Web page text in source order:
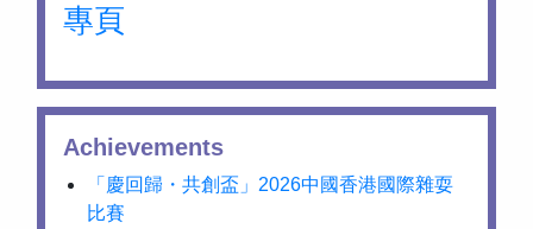
專頁
Achievements
「慶回歸・共創盃」2026中國香港國際雜耍
比賽